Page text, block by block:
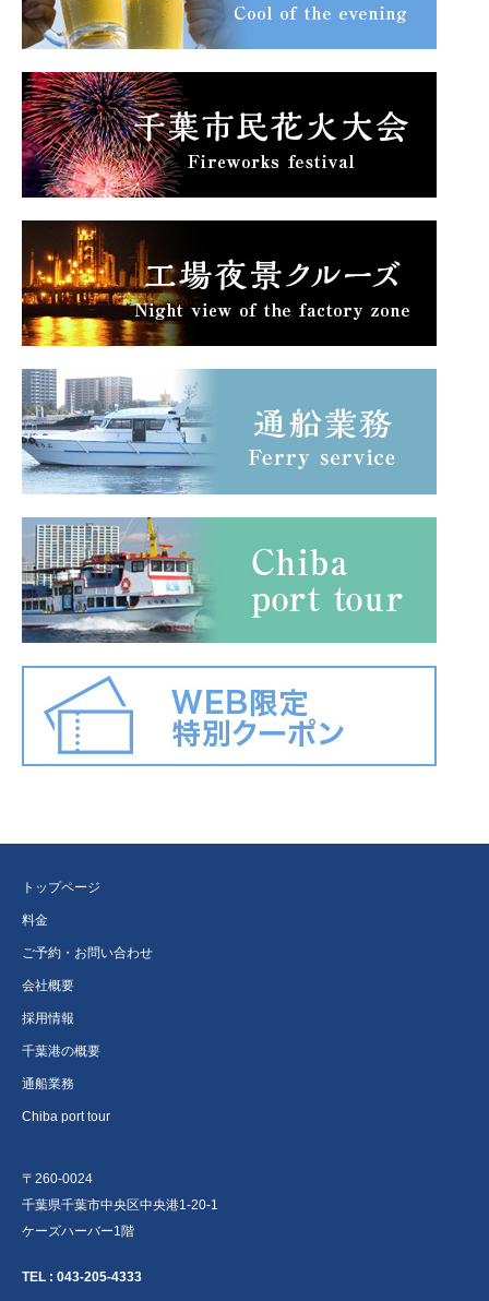
トップページ
料金
ご予約・お問い合わせ
会社概要
採用情報
千葉港の概要
通船業務
Chiba port tour
〒260-0024
千葉県千葉市中央区中央港1-20-1
ケーズハーバー1階
TEL : 043-205-4333